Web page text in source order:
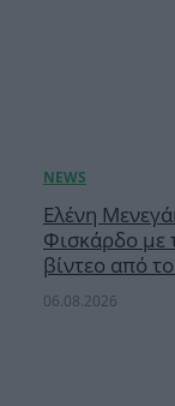
Ελένη
Φισκάρδο με
βίντεο από
06.08.2026